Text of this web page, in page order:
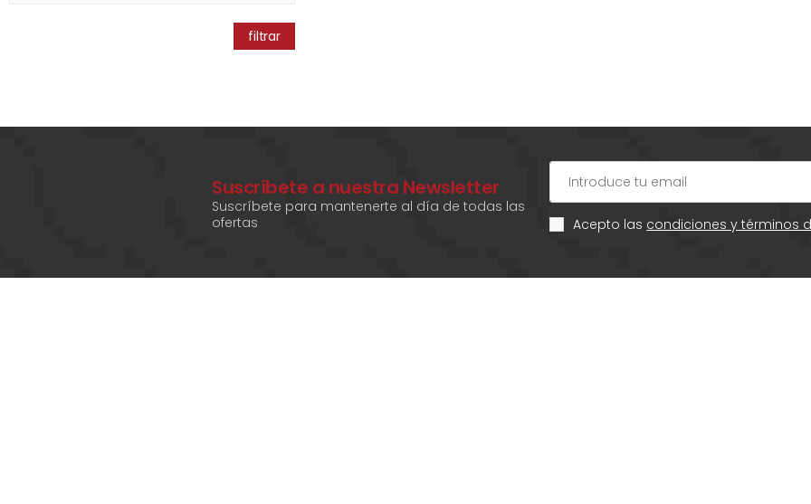
filtrar
Suscríbete a nuestra Newsletter
Suscríbete para mantenerte al día de todas las
ofertas
Acepto las condiciones y términos